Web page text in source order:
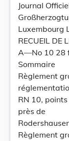
Journal
Luxembourg
RECUEIL DE
A—No 10 28
Sommaire
Règlement
RN 10,
près de
Règlement